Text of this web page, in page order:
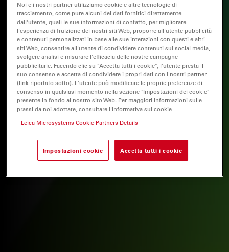
Noi e i nostri partner utilizziamo cookie e altre tecnologie di
tracciamento, come pure alcuni dei dati fornitici direttamente
dall'utente, quali le sue informazioni di contatto, per migliorare
l'esperienza di fruizione dei nostri siti Web, proporre all'utente pubblicità
e contenuti personalizzati in base alle sue interazioni con questi e altri
siti Web, consentire all'utente di condividere contenuti sui social media,
svolgere analisi e misurare l'efficacia delle nostre campagne
pubblicitarie. Facendo clic su "Accetta tutti i cookie", l'utente presta il
suo consenso e accetta di condividere i propri dati con i nostri partner
(link riportato sotto). L'utente può modificare le proprie preferenze di
consenso in qualsiasi momento nella sezione "Impostazioni dei cookie"
presente in fondo al nostro sito Web. Per maggiori informazioni sulle
prassi da noi adottate, consultare l'Informativa sui cookie
Leica Microsystems Cookie Partners Details
Impostazioni cookie Accetta tutti i cookie